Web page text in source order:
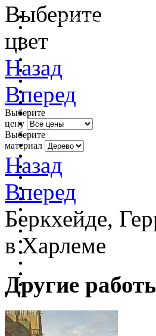
очистить фильтр цвета
Выберите
цвет
Назад
Вперед
Выберите
цену
Выберите
материал
Назад
Вперед
Беркхейде,
в Харлеме
Другие